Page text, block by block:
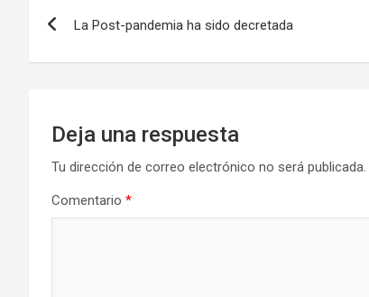
k
n
La Post-pandemia ha sido decretada
Deja una respuesta
Tu dirección de correo electrónico no será publicada.
Comentario *